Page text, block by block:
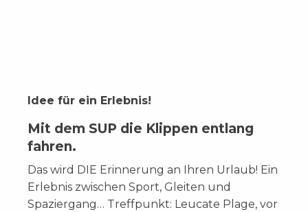
Idee für ein Erlebnis!
Mit dem SUP die Klippen entlang
fahren.
Das wird DIE Erinnerung an Ihren Urlaub! Ein
Erlebnis zwischen Sport, Gleiten und
Spaziergang… Treffpunkt: Leucate Plage, vor